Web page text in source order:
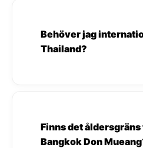
Behöver jag
Thailand?
Finns det
Bangkok Don